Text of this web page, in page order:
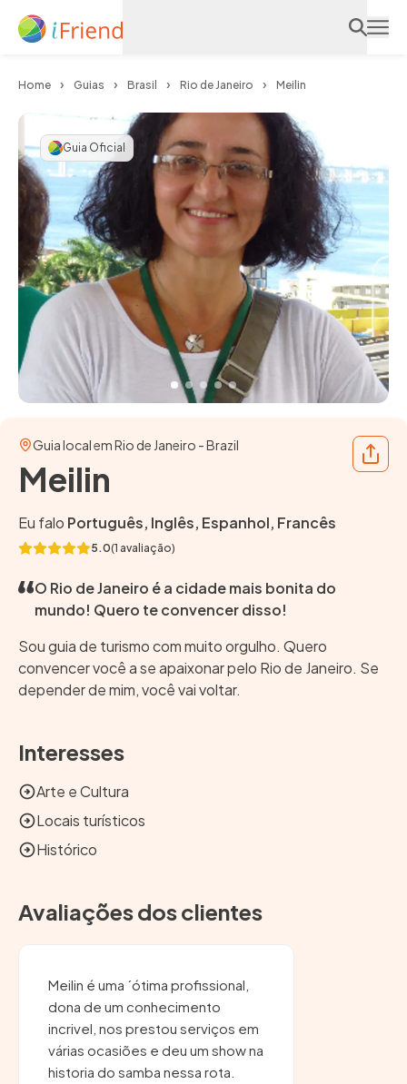
Home Guias Brasil Rio de Janeiro Meilin
Guia Oficial
Guia local em Rio de Janeiro - Brazil
Meilin Share
Eu falo Português, Inglês, Espanhol, Francês
5.0(1 avaliação)
O Rio de Janeiro é a cidade mais bonita do
mundo! Quero te convencer disso!
Sou guia de turismo com muito orgulho. Quero
convencer você a se apaixonar pelo Rio de Janeiro. Se
depender de mim, você vai voltar.
Interesses
Arte e Cultura
Locais turísticos
Histórico
Avaliações dos clientes
Meilin é uma ´ótima profissional,
dona de um conhecimento
incrivel, nos prestou serviços em
várias ocasiões e deu um show na
historia do samba nessa rota.